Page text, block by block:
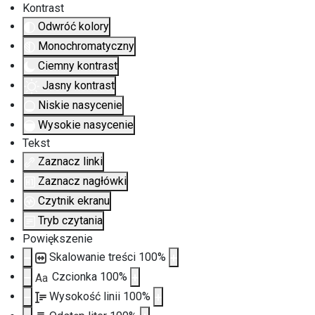
Kontrast
Odwróć kolory
Monochromatyczny
Ciemny kontrast
Jasny kontrast
Niskie nasycenie
Wysokie nasycenie
Tekst
Zaznacz linki
Zaznacz nagłówki
Czytnik ekranu
Tryb czytania
Powiększenie
Skalowanie treści 100%
Aa Czcionka 100%
Wysokość linii 100%